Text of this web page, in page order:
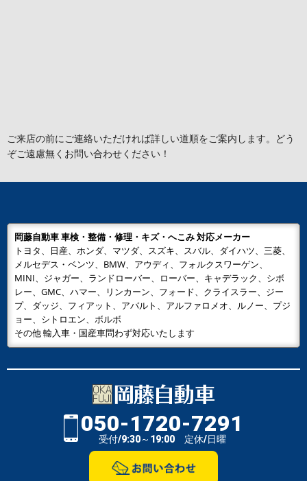
ご来店の前にご連絡いただければ詳しい道順をご案内します。どう
ぞご遠慮無くお問い合わせください！
岡藤自動車 車検・整備・修理・キズ・へこみ 対応メーカー
トヨタ、日産、ホンダ、マツダ、スズキ、スバル、ダイハツ、三菱、
メルセデス・ベンツ、BMW、アウディ、フォルクスワーゲン、
MINI、ジャガー、ランドローバー、ローバー、キャデラック、シボ
レー、GMC、ハマー、リンカーン、フォード、クライスラー、ジー
プ、ダッジ、フィアット、アバルト、アルファロメオ、ルノー、プジ
ョー、シトロエン、ボルボ
その他 輸入車・国産車問わず対応いたします
050-1720-7291
受付/9:30～19:00 定休/日曜